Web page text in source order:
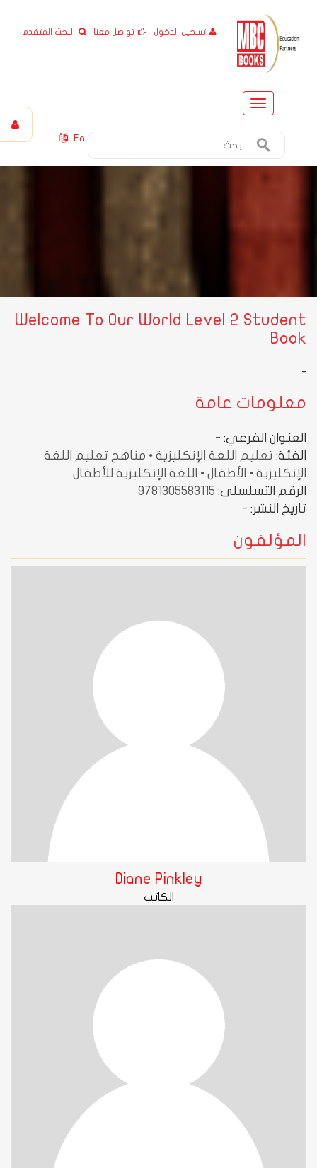
| البحث المتقدم | تواصل معنا تسجيل الدخول
Toggle
navigation
En
Welcome To Our World Level 2 Student
Book
-
معلومات عامة
العنوان الفرعي: -
الفئة: تعليم اللغة الإنكليزية • مناهج تعليم اللغة
الإنكليزية • الأطفال • اللغة الإنكليزية للأطفال
الرقم التسلسلي: 9781305583115
تاريخ النشر: -
المؤلفون
Diane Pinkley
الكاتب